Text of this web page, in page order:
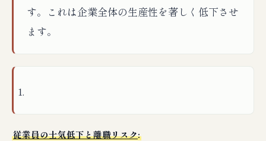
す。これは企業全体の生産性を著しく低下させ
ます。
従業員の士気低下と離職リスク: